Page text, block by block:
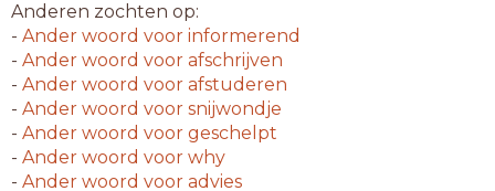
Anderen zochten op:
- Ander woord voor informerend
- Ander woord voor afschrijven
- Ander woord voor afstuderen
- Ander woord voor snijwondje
- Ander woord voor geschelpt
- Ander woord voor why
- Ander woord voor advies